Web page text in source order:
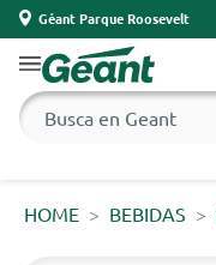
Géant Parque Roosevelt
HOME BEBIDAS